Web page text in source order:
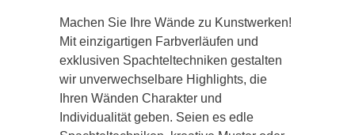
Machen Sie Ihre Wände zu Kunstwerken!
Mit einzigartigen Farbverläufen und
exklusiven Spachteltechniken gestalten
wir unverwechselbare Highlights, die
Ihren Wänden Charakter und
Individualität geben. Seien es edle